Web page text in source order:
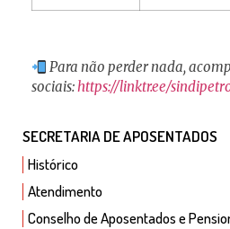
SECRETARIA DE APOSENTADOS
Histórico
Atendimento
Conselho de Aposentados e
Para não perder nada,
sociais:https://linktr.ee/